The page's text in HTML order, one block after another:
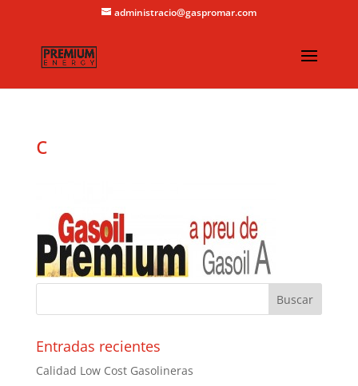
administracio@gaspromar.com
c
Entradas recientes
Calidad Low Cost Gasolineras